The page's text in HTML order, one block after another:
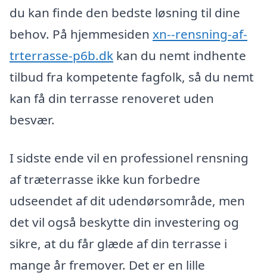
du kan finde den bedste løsning til dine
behov. På hjemmesiden xn--rensning-af-
trterrasse-p6b.dk kan du nemt indhente
tilbud fra kompetente fagfolk, så du nemt
kan få din terrasse renoveret uden
besvær.
I sidste ende vil en professionel rensning
af træterrasse ikke kun forbedre
udseendet af dit udendørsområde, men
det vil også beskytte din investering og
sikre, at du får glæde af din terrasse i
mange år fremover. Det er en lille